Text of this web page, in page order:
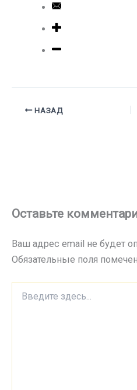
НАЗАД
Оставьте
Ваш адрес email не будет
Обязательные поля
здесь...